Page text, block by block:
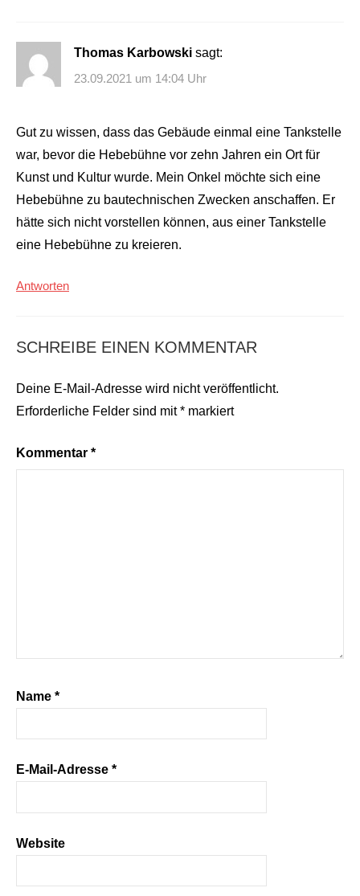
Thomas Karbowski sagt:
23.09.2021 um 14:04 Uhr
Gut zu wissen, dass das Gebäude einmal eine Tankstelle
war, bevor die Hebebühne vor zehn Jahren ein Ort für
Kunst und Kultur wurde. Mein Onkel möchte sich eine
Hebebühne zu bautechnischen Zwecken anschaffen. Er
hätte sich nicht vorstellen können, aus einer Tankstelle
eine Hebebühne zu kreieren.
Antworten
SCHREIBE EINEN KOMMENTAR
Deine E-Mail-Adresse wird nicht veröffentlicht.
Erforderliche Felder sind mit* markiert
Kommentar *
Name *
E-Mail-Adresse *
Website